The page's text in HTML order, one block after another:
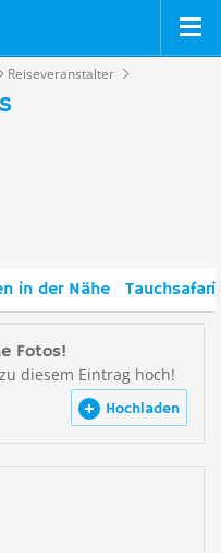
Reiseveranstalter
in der Nähe
Fotos!
diesem Eintrag hoch!
Hochladen